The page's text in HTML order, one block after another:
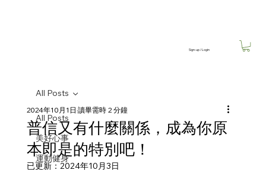
Sign-up / Login
All Posts
美好心事
運動健身
All Posts
普信又有什麼關係，成為你原
本即是的特別吧！
2024年10月1日 讀畢需時 2 分鐘
已更新：2024年10月3日